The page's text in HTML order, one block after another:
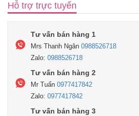
Hỗ trợ trực tuyến
Tư vấn bán hàng 1
Mrs Thanh Ngân 0988526718
Zalo: 0988526718
Tư vấn bán hàng 2
Mr Tuấn 0977417842
Zalo: 0977417842
Tư vấn bán hàng 3